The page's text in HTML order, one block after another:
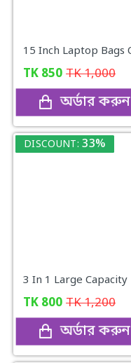
TK 850 TK1,000
অর্ডার করুন
DISCOUNT: 33%
TK 800 TK1,200
অর্ডার করুন